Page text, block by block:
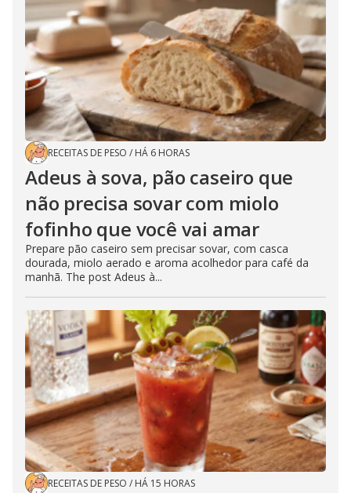
RECEITAS DE PESO / HÁ 6 HORAS
Adeus à sova, pão caseiro que
não precisa sovar com miolo
fofinho que você vai amar
Prepare pão caseiro sem precisar sovar, com casca
dourada, miolo aerado e aroma acolhedor para café da
manhã. The post Adeus à...
RECEITAS DE PESO / HÁ 15 HORAS